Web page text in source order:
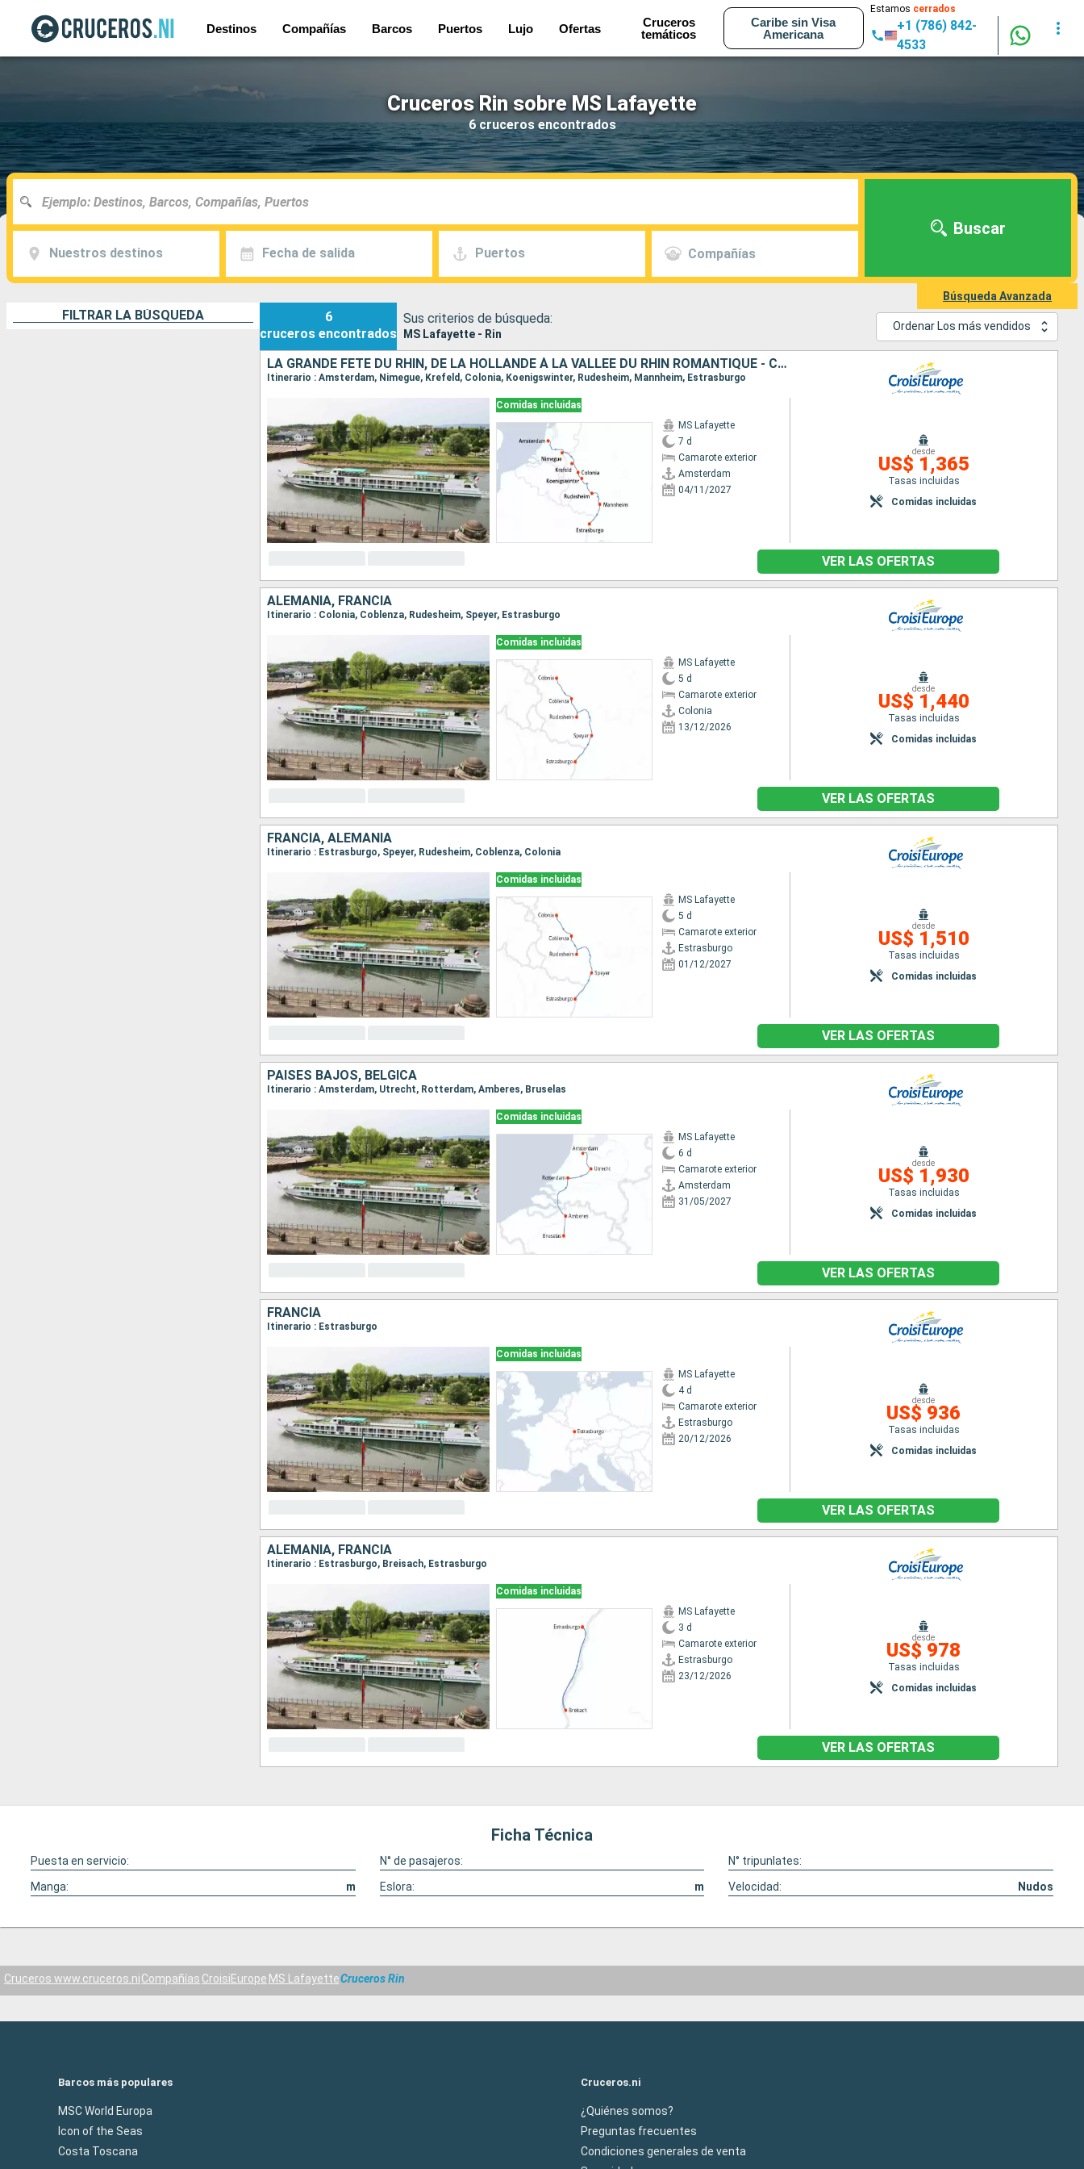
Destinos Compañías Barcos Puertos Lujo Ofertas
Cruceros
temáticos
Caribe sin Visa
Americana
Estamos cerrados
+1 (786) 842-
4533
Cruceros Rin sobre MS Lafayette
6 cruceros encontrados
Nuestros destinos Fecha de salida Puertos Compañías
Buscar
Búsqueda Avanzada
FILTRAR LA BÚSQUEDA
6
cruceros encontrados
Sus criterios de búsqueda:
MS Lafayette - Rin
Ordenar Los más vendidos
LA GRANDE FÊTE DU RHIN, DE LA HOLLANDE À LA VALLÉE DU RHIN ROMANTIQUE - CROISIÈRE CULTURELLE, GOURMANDE ET FESTIVE
Itinerario : Amsterdam, Nimegue, Krefeld, Colonia, Koenigswinter, Rudesheim, Mannheim, Estrasburgo
Comidas incluidas
MS Lafayette
7 d
Camarote exterior
Amsterdam
04/11/2027
desde
US$ 1,365
Tasas incluidas
Comidas incluidas
VER LAS OFERTAS
ALEMANIA, FRANCIA
Itinerario : Colonia, Coblenza, Rudesheim, Speyer, Estrasburgo
Comidas incluidas
MS Lafayette
5 d
Camarote exterior
Colonia
13/12/2026
desde
US$ 1,440
Tasas incluidas
Comidas incluidas
VER LAS OFERTAS
FRANCIA, ALEMANIA
Itinerario : Estrasburgo, Speyer, Rudesheim, Coblenza, Colonia
Comidas incluidas
MS Lafayette
5 d
Camarote exterior
Estrasburgo
01/12/2027
desde
US$ 1,510
Tasas incluidas
Comidas incluidas
VER LAS OFERTAS
PAISES BAJOS, BÉLGICA
Itinerario : Amsterdam, Utrecht, Rotterdam, Amberes, Bruselas
Comidas incluidas
MS Lafayette
6 d
Camarote exterior
Amsterdam
31/05/2027
desde
US$ 1,930
Tasas incluidas
Comidas incluidas
VER LAS OFERTAS
FRANCIA
Itinerario : Estrasburgo
Comidas incluidas
MS Lafayette
4 d
Camarote exterior
Estrasburgo
20/12/2026
desde
US$ 936
Tasas incluidas
Comidas incluidas
VER LAS OFERTAS
ALEMANIA, FRANCIA
Itinerario : Estrasburgo, Breisach, Estrasburgo
Comidas incluidas
MS Lafayette
3 d
Camarote exterior
Estrasburgo
23/12/2026
desde
US$ 978
Tasas incluidas
Comidas incluidas
VER LAS OFERTAS
Ficha Técnica
Puesta en servicio: N° de pasajeros:
N° tripunlates:
Manga:
m Eslora: m Velocidad: Nudos
Cruceros www.cruceros.niCompañías CroisiEurope MS LafayetteCruceros Rin
Barcos más populares
MSC World Europa
Icon of the Seas
Costa Toscana
Cruceros.ni
¿Quiénes somos?
Preguntas frecuentes
Condiciones generales de venta